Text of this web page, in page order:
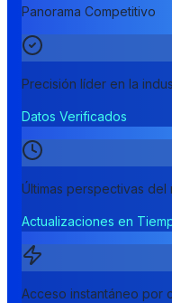
Panorama Competitivo
Precisión líder en la
Datos Verificados
Últimas perspectivas del
Actualizaciones en
Acceso instantáneo por